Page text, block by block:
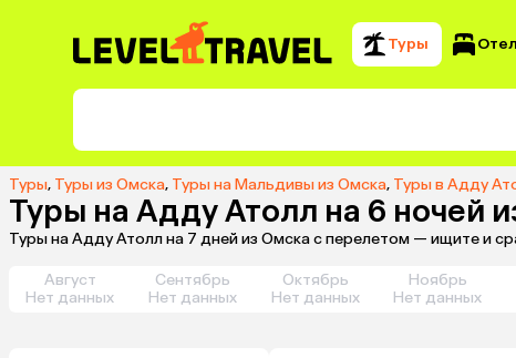
Туры
Туры, Туры из Омска, Туры на Мальдивы из Омска, Туры в Адду
Туры на Адду Атолл на 6 ночей
Туры на Адду Атолл на 7 дней из Омска с перелетом — ищите и
Август
Нет данных
Сентябрь
Нет данных
Октябрь
Нет данных
Ноябрь
Нет данных